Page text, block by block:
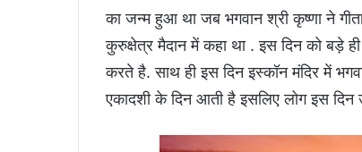
का जन्म हुआ था जब भगवान श्री कृष्णा ने
कुरुक्षेत्र मैदान में कहा था . इस दिन को बड़े
करते है. साथ ही इस दिन इस्कॉन मंदिर में
एकादशी के दिन आती है इसलिए लोग इस दिन